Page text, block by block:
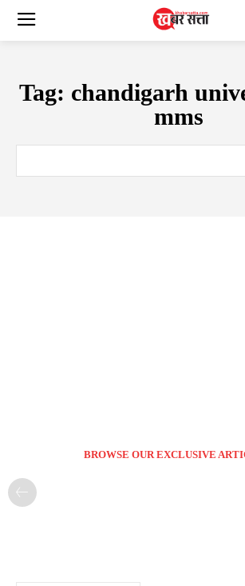
Tag: chandigarh
mms
BROWSE OUR EXCLUSIVE